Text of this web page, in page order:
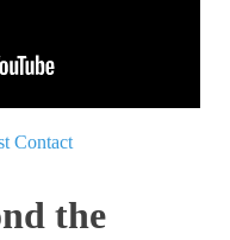
Contact
the